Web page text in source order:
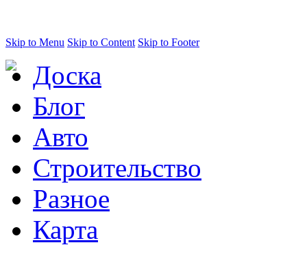
Skip to Menu Skip to Content Skip to Footer
Доска
Блог
Авто
Строительство
Разное
Карта